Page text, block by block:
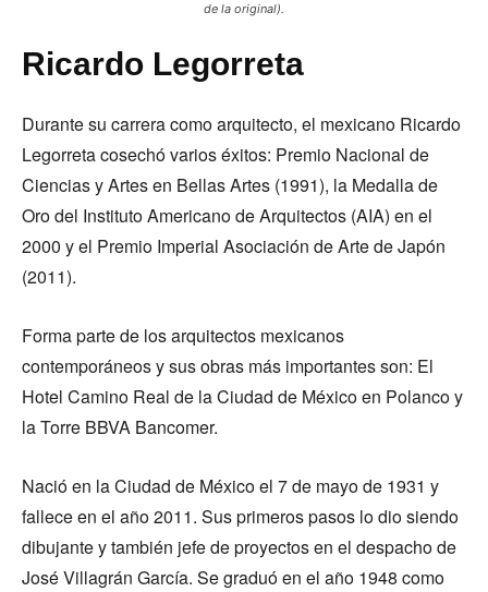
de la original).
Ricardo Legorreta
Durante su carrera como arquitecto, el mexicano Ricardo
Legorreta cosechó varios éxitos: Premio Nacional de
Ciencias y Artes en Bellas Artes (1991), la Medalla de
Oro del Instituto Americano de Arquitectos (AIA) en el
2000 y el Premio Imperial Asociación de Arte de Japón
(2011).
Forma parte de los arquitectos mexicanos
contemporáneos y sus obras más importantes son: El
Hotel Camino Real de la Ciudad de México en Polanco y
la Torre BBVA Bancomer.
Nació en la Ciudad de México el 7 de mayo de 1931 y
fallece en el año 2011. Sus primeros pasos lo dio siendo
dibujante y también jefe de proyectos en el despacho de
José Villagrán García. Se graduó en el año 1948 como